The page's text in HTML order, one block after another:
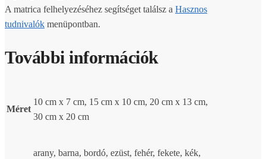
A matrica felhelyezéséhez segítséget találsz a Hasznos
tudnivalók menüpontban.
További információk
Méret
10 cm x 7 cm, 15 cm x 10 cm, 20 cm x 13 cm,
30 cm x 20 cm
arany, barna, bordó, ezüst, fehér, fekete, kék,